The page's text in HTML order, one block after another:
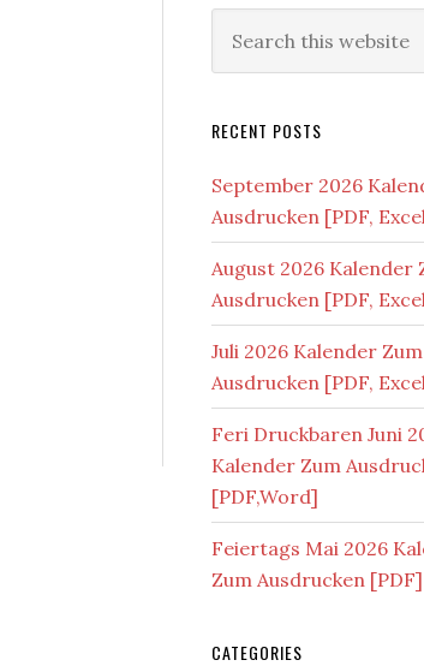
RECENT POSTS
September 2026
Ausdrucken [PDF,
August 2026 Kalender
Ausdrucken [PDF,
Juli 2026 Kalender Zum
Ausdrucken [PDF,
Feri Druckbaren Juni
Kalender Zum
[PDF,Word]
Feiertags Mai 2026
Zum Ausdrucken [PDF]
CATEGORIES